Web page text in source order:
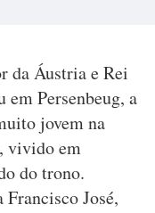
da Áustria e Rei
em Persenbeug, a
jovem na
vivido em
do trono.
José,